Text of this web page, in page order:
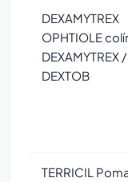
DEXAMYTREX
OPHTIOLE
DEXAMYTREX /
DEXTOB
TERRICIL